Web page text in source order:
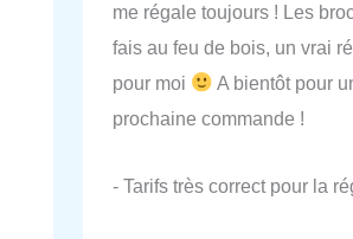
me régale toujours ! Les
fais au feu de bois, un vrai
pour moi
A bientôt pour
prochaine commande !
- Tarifs très correct pour la